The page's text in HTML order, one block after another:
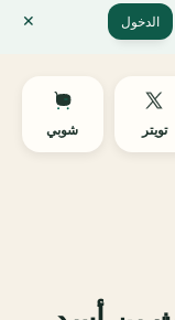
الدخول
تويتر شوبي